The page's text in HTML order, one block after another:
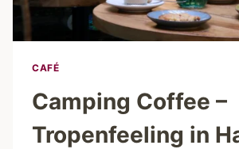
CAFÉ
Camping Coffee –
Tropenfeeling in